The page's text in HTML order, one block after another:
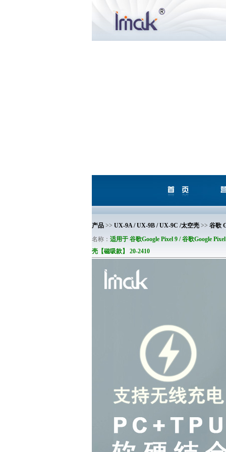
产品 >> UX-9A / UX-9B / UX-9C /太空壳 >> 谷歌
名称： 适用于 谷歌Google Pixel 9 / 谷歌Google
壳【磁吸款】 20-2410